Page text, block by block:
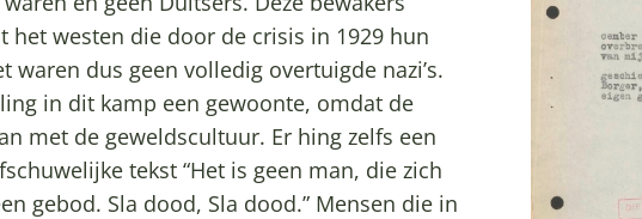
het westen die door de crisis in 1929 hun
waren dus geen volledig overtuigde nazi’s.
in dit kamp een gewoonte, omdat de
met de geweldscultuur. Er hing zelfs een
tekst “Het is geen man, die zich
gebod. Sla dood, Sla dood.” Mensen die in